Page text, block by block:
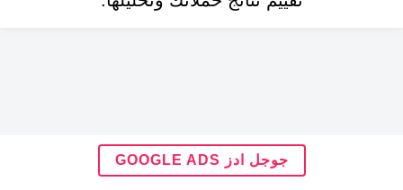
جوجل ادز GOOGLE ADS